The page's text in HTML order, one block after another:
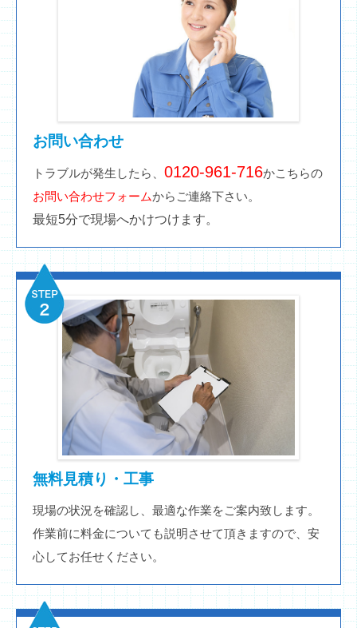
お問い合わせ
トラブルが発生したら、 0120-961-716かこちらの
お問い合わせフォームからご連絡下さい。
最短5分で現場へかけつけます。
無料見積り・工事
現場の状況を確認し、最適な作業をご案内致します。
作業前に料金についても説明させて頂きますので、安
心してお任せください。